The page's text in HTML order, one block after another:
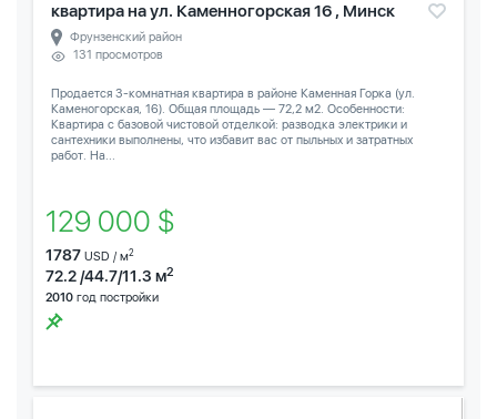
квартира на ул. Каменногорская 16 , Минск
Фрунзенский район
131 просмотров
Продается 3-комнатная квартира в районе Каменная Горка (ул.
Каменогорская, 16). Общая площадь — 72,2 м2. Особенности:
Квартира с базовой чистовой отделкой: разводка электрики и
сантехники выполнены, что избавит вас от пыльных и затратных
работ. На...
129 000 $
1787 USD / м2
72.2 /44.7/11.3 м2
2010 год постройки